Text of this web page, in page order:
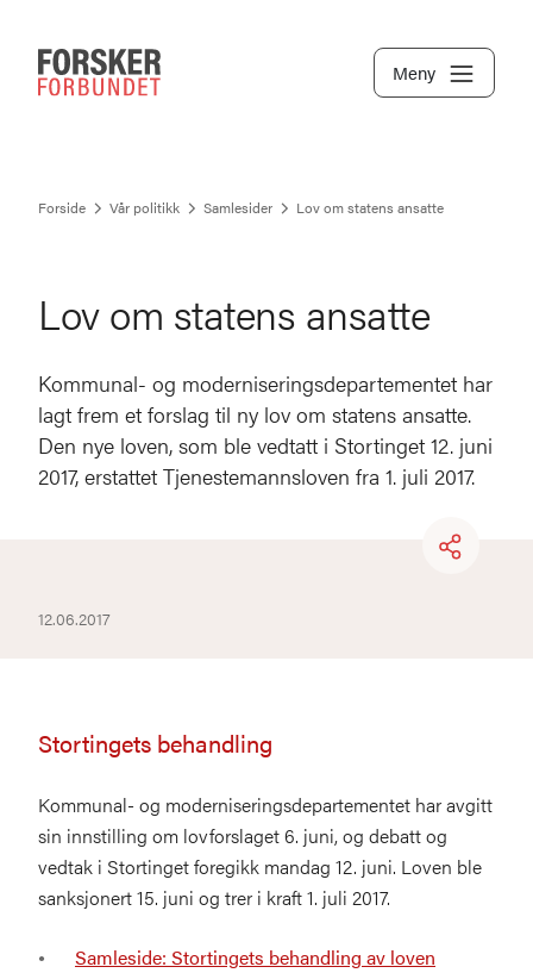
Meny
Forside Vår politikk Samlesider Lov om statens ansatte
Lov om statens ansatte
Kommunal- og moderniseringsdepartementet har
lagt frem et forslag til ny lov om statens ansatte.
Den nye loven, som ble vedtatt i Stortinget 12. juni
2017, erstattet Tjenestemannsloven fra 1. juli 2017.
12.06.2017
Stortingets behandling
Kommunal- og moderniseringsdepartementet har avgitt
sin innstilling om lovforslaget 6. juni, og debatt og
vedtak i Stortinget foregikk mandag 12. juni. Loven ble
sanksjonert 15. juni og trer i kraft 1. juli 2017.
Samleside: Stortingets behandling av loven